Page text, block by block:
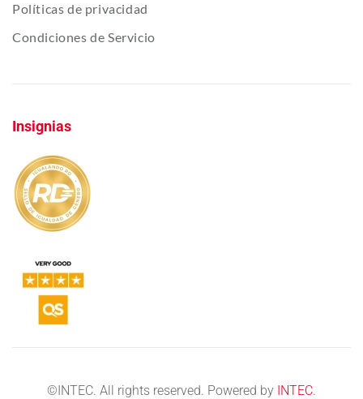
Políticas de privacidad
Condiciones de Servicio
Insignias
© INTEC. All rights reserved. Powered by INTEC.